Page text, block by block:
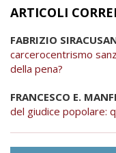
ARTICOLI
FABRIZIO
carcerocentrismo
della pena?
FRANCESCO E.
del giudice popolare: